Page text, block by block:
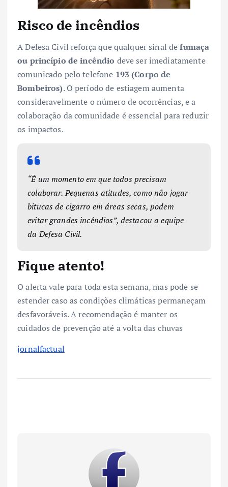
Risco de incêndios
A Defesa Civil reforça que qualquer sinal defumaça
ou princípio de incêndio deve ser imediatamente
comunicado pelo telefone 193 (Corpo de
Bombeiros). O período de estiagem aumenta
consideravelmente o número de ocorrências, e a
colaboração da comunidade é essencial para reduzir
os impactos.
“É um momento em que todos precisam
colaborar. Pequenas atitudes, como não jogar
bitucas de cigarro em áreas secas, podem
evitar grandes incêndios”, destacou a equipe
da Defesa Civil.
Fique atento!
O alerta vale para toda esta semana, mas pode se
estender caso as condições climáticas permaneçam
desfavoráveis. A recomendação é manter os
cuidados de prevenção até a volta das chuvas
jornalfactual